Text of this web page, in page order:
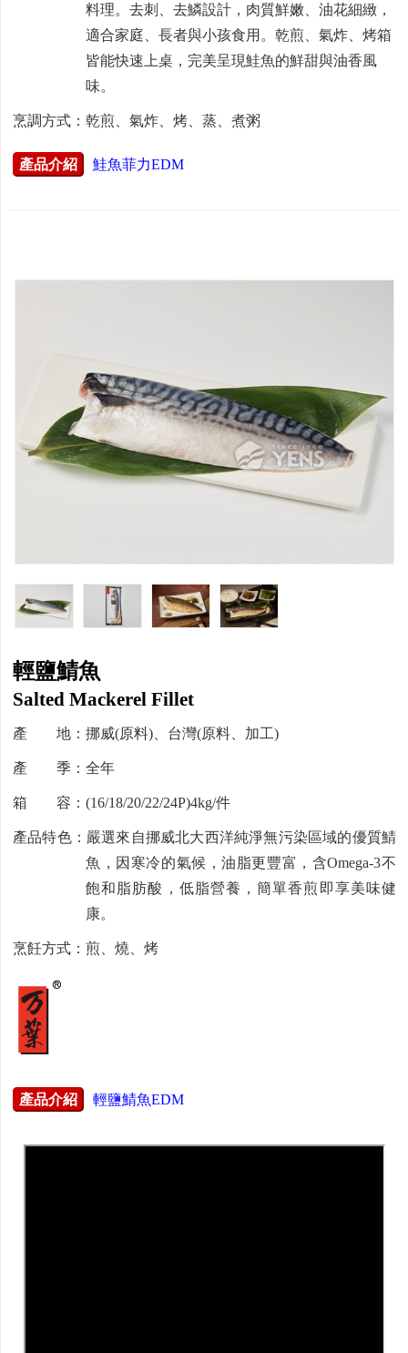
料理。去刺、去鱗設計，肉質鮮嫩、油花細緻，
適合家庭、長者與小孩食用。乾煎、氣炸、烤箱
皆能快速上桌，完美呈現鮭魚的鮮甜與油香風
味。
烹調方式：乾煎、氣炸、烤、蒸、煮粥
產品介紹 鮭魚菲力EDM
輕鹽鯖魚
Salted Mackerel Fillet
產 地：挪威(原料)、台灣(原料、加工)
產 季：全年
箱 容：(16/18/20/22/24P)4kg/件
產品特色：嚴選來自挪威北大西洋純淨無污染區域的優質鯖
魚，因寒冷的氣候，油脂更豐富，含Omega-3不
飽和脂肪酸，低脂營養，簡單香煎即享美味健
康。
烹飪方式：煎、燒、烤
產品介紹 輕鹽鯖魚EDM